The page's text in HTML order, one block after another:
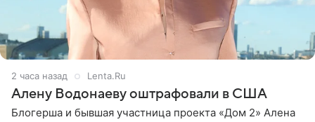
2 часа назад Lenta.Ru
Алену Водонаеву оштрафовали в США
Блогерша и бывшая участница проекта «Дом 2» Алена